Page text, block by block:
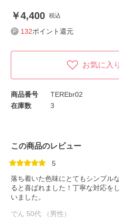
4,400 税込
132ポイント還元
お気に入
商品番号
TEREbr02
在庫数
3
この商品のレビュー
5
落ち着いた色味にとてもシンプル
ると喜ばれました！丁寧な対応を
いました。
でん 50代 （男性）